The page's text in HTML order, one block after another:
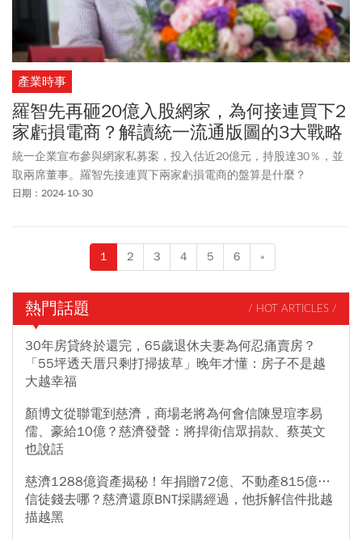
產業時事
羅智先再砸20億入股網家，為何接連買下2
家虧損電商？解讀統一流通版圖的3大戰略
統一企業宣布參與網家私募案，投入估近20億元，持股達30％，並
取兩席董事。羅智先接連買下兩家虧損電商的盤算是什麼？
日期：2024-10-30
1 2 3 4 5 6 »
熱門話題 / HOT ARTICLES /
30年房貸終於還完，65歲退休夫妻為何忍痛賣房？
「55坪透天厝只剩打掃拔草」晚年才懂：房子不是越
大越幸福
顏博文從聯電到慈濟，商場老將為何會信陳昱瑄李易
儒、豪給10億？慈濟發聲：將捍衛信眾捐款、蔡英文
也說話
慈濟1288億資產揭秘！年捐贈72億、不動產815億…
信徒錢去哪？慈濟還原BNT採購經過，他拆解信件批越
描越黑